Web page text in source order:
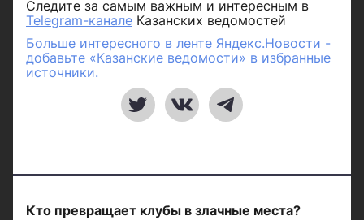
Следите за самым важным и интересным в
Telegram-канале Казанских ведомостей
Больше интересного в ленте Яндекс.Новости -
добавьте «Казанские ведомости» в избранные
источники.
Кто превращает клубы в злачные места?